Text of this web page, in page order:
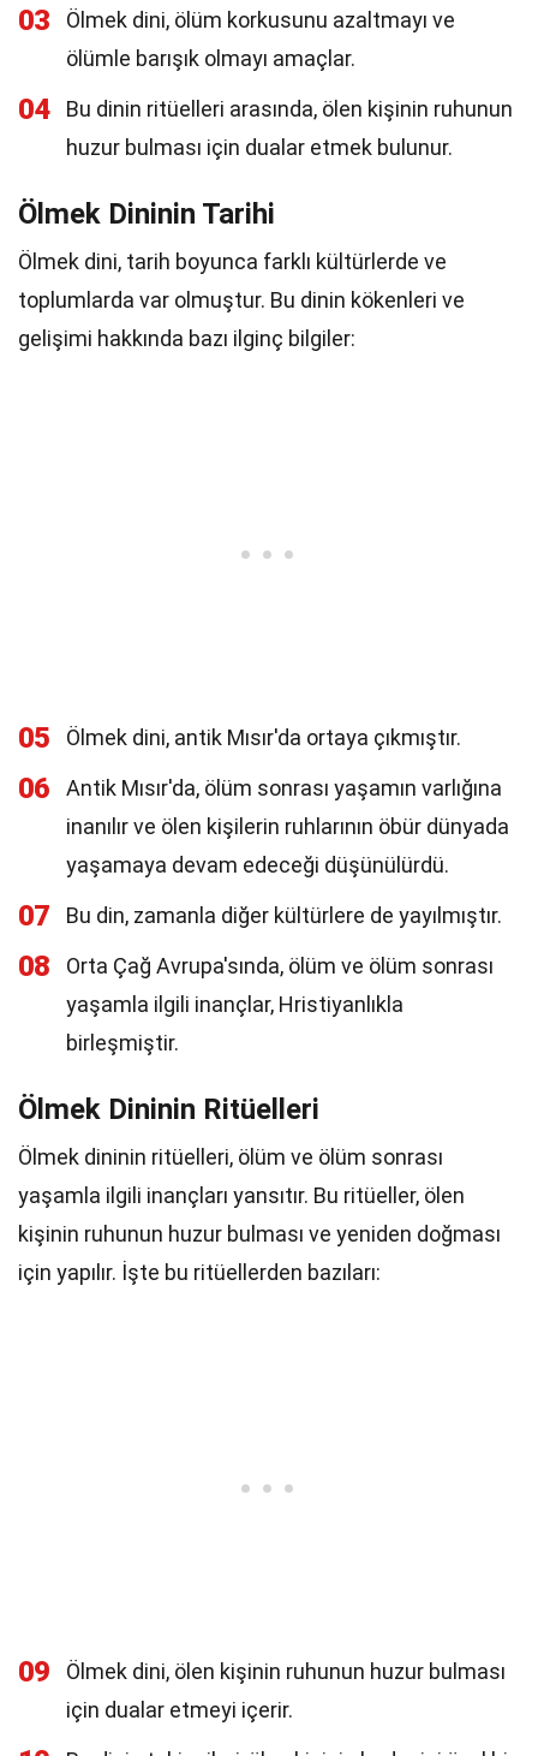
03
Ölmek dini, ölüm korkusunu azaltmayı ve
ölümle barışık olmayı amaçlar.
04
Bu dinin ritüelleri arasında, ölen kişinin ruhunun
huzur bulması için dualar etmek bulunur.
Ölmek Dininin Tarihi
Ölmek dini, tarih boyunca farklı kültürlerde ve
toplumlarda var olmuştur. Bu dinin kökenleri ve
gelişimi hakkında bazı ilginç bilgiler:
05 Ölmek dini, antik Mısır'da ortaya çıkmıştır.
06
Antik Mısır'da, ölüm sonrası yaşamın varlığına
inanılır ve ölen kişilerin ruhlarının öbür dünyada
yaşamaya devam edeceği düşünülürdü.
07 Bu din, zamanla diğer kültürlere de yayılmıştır.
08
Orta Çağ Avrupa'sında, ölüm ve ölüm sonrası
yaşamla ilgili inançlar, Hristiyanlıkla
birleşmiştir.
Ölmek Dininin Ritüelleri
Ölmek dininin ritüelleri, ölüm ve ölüm sonrası
yaşamla ilgili inançları yansıtır. Bu ritüeller, ölen
kişinin ruhunun huzur bulması ve yeniden doğması
için yapılır. İşte bu ritüellerden bazıları:
09
Ölmek dini, ölen kişinin ruhunun huzur bulması
için dualar etmeyi içerir.